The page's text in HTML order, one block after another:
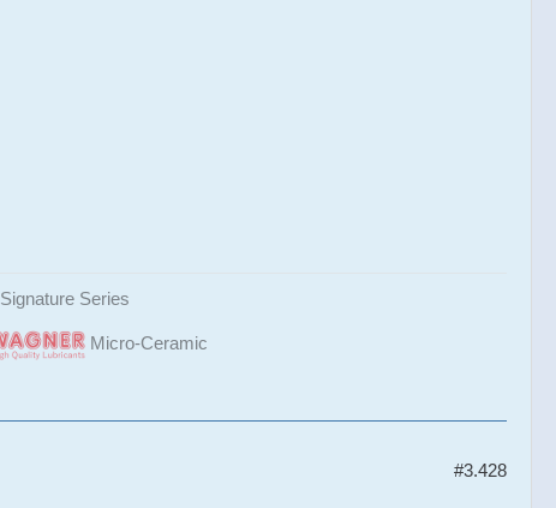
Series
Micro-Ceramic
#3.428